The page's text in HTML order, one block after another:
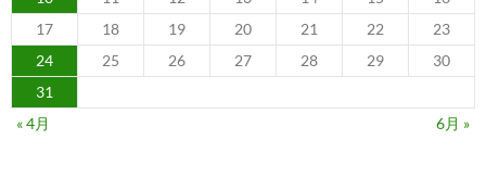
17
18 19 20 21 22
23
24
25 26 27 28 29
30
31
« 4月
6月 »